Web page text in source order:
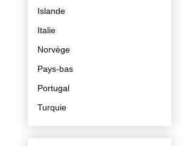
Islande
Italie
Norvège
Pays-bas
Portugal
Turquie